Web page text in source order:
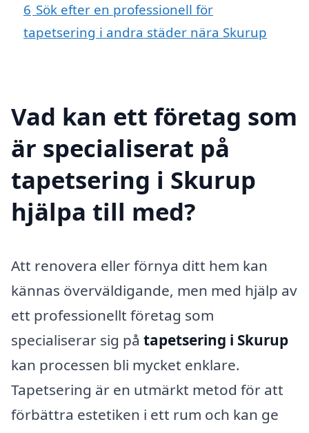
6 Sök efter en professionell för
tapetsering i andra städer nära Skurup
Vad kan ett företag som
är specialiserat på
tapetsering i Skurup
hjälpa till med?
Att renovera eller förnya ditt hem kan
kännas överväldigande, men med hjälp av
ett professionellt företag som
specialiserar sig på tapetsering i Skurup
kan processen bli mycket enklare.
Tapetsering är en utmärkt metod för att
förbättra estetiken i ett rum och kan ge